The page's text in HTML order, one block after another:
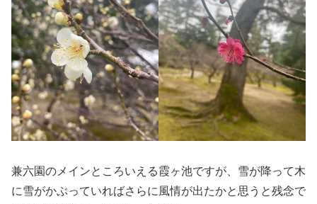
兼六園のメインところいえる霞ヶ池ですが、雪が降って木
に雪がかぶっていればさらに風情が出たかと思うと残念で